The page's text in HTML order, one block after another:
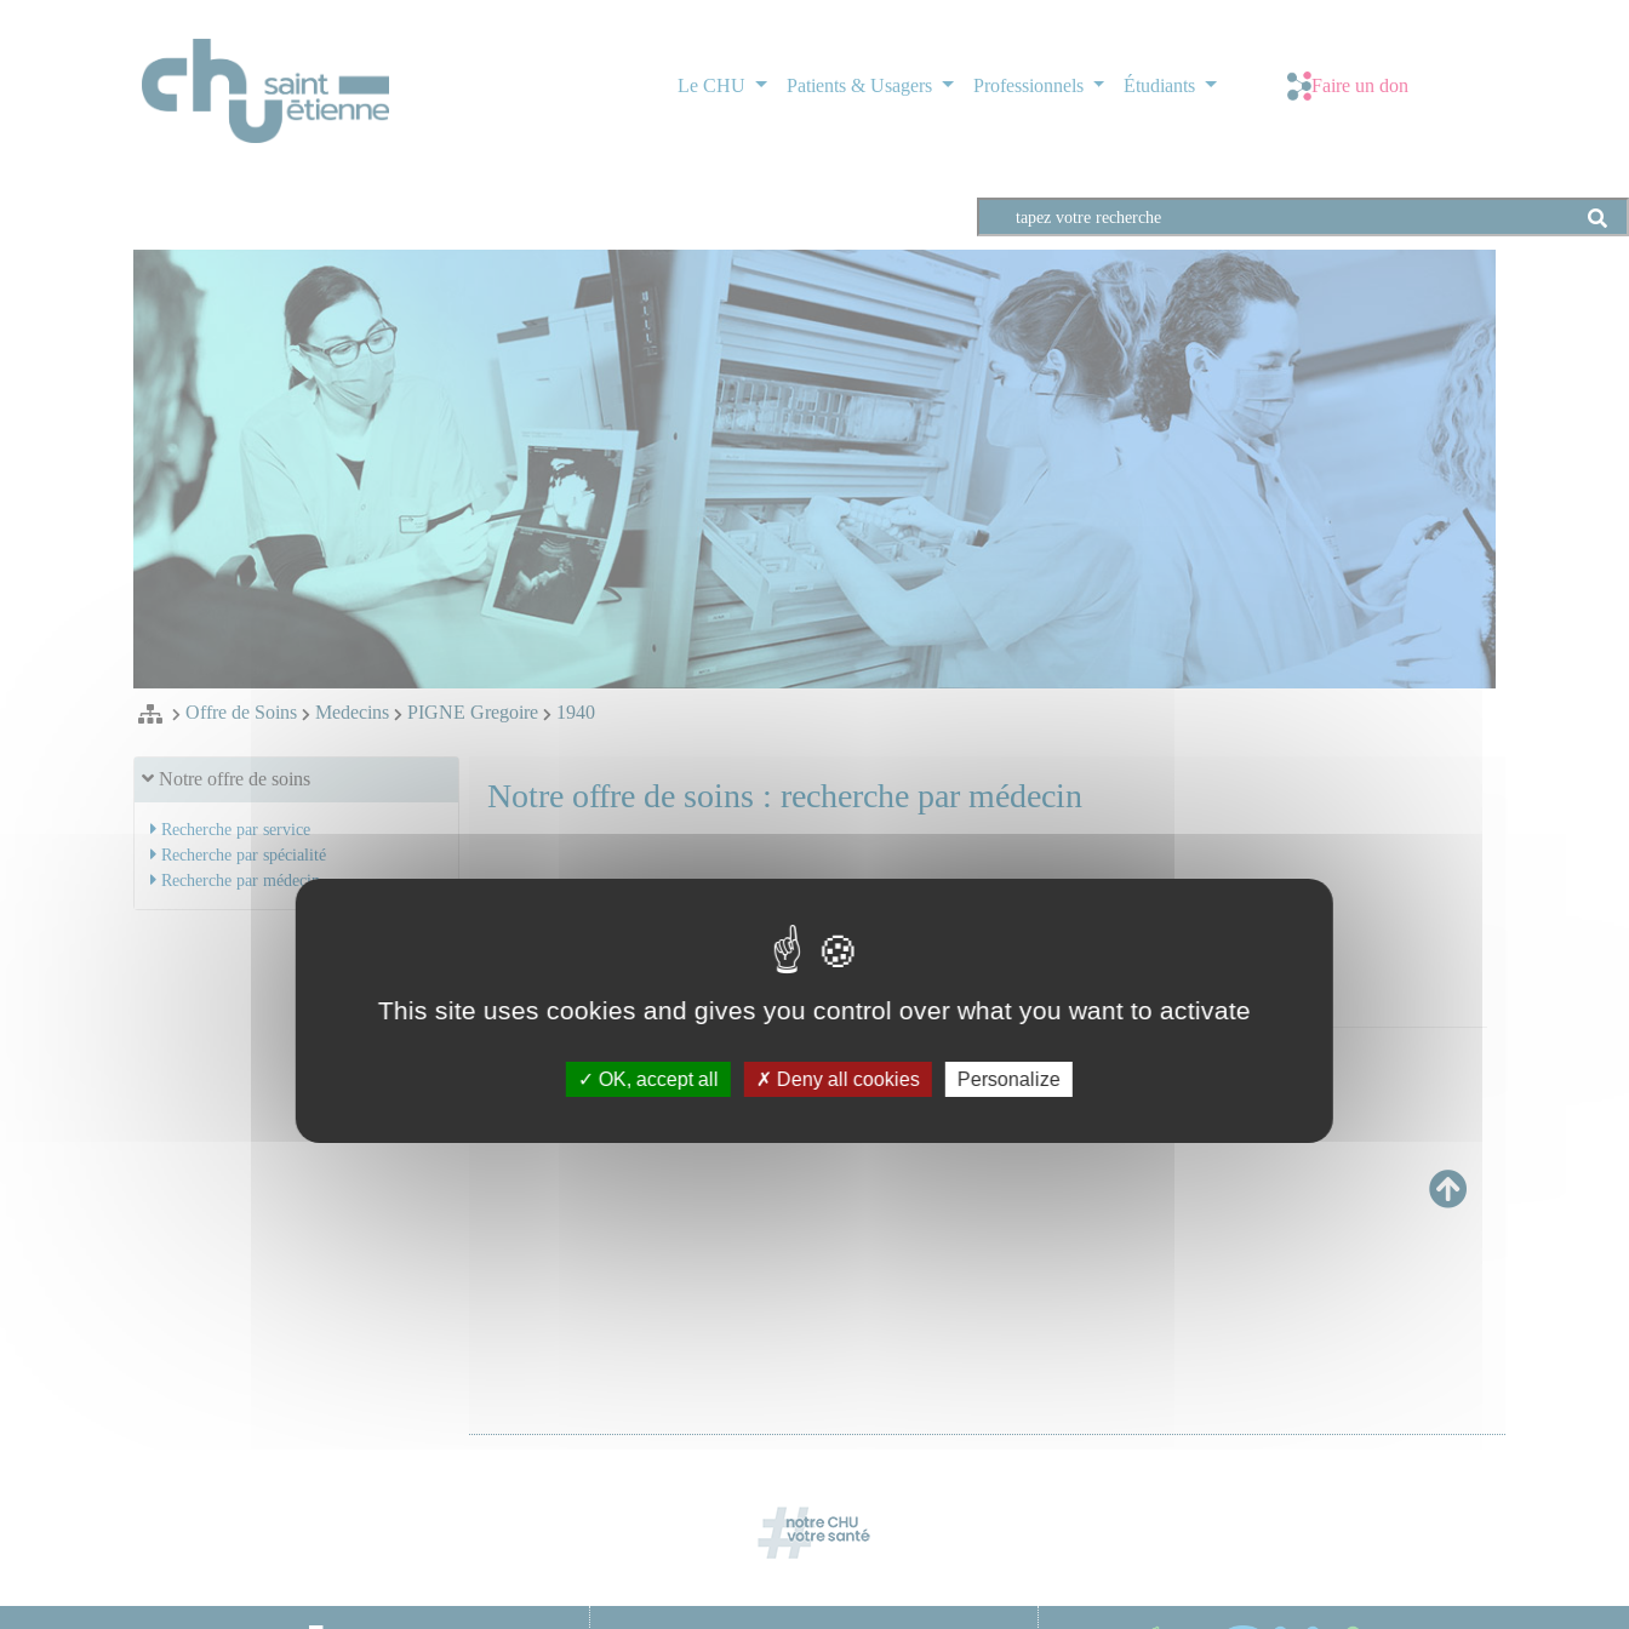
Le CHU Patients & Usagers Professionnels Étudiants Faire un don
Offre de Soins Medecins PIGNE Gregoire 1940
Notre offre de soins
Recherche par service
Recherche par spécialité
Recherche par médecin
Notre offre de soins : recherche par médecin
Service(s) ou unité(s) concerné(s) :
Radiothérapie
Secrétariat : 04 77 82 28 83
This site uses cookies and gives you control over what you want to activate
OK, accept all Deny all cookies Personalize